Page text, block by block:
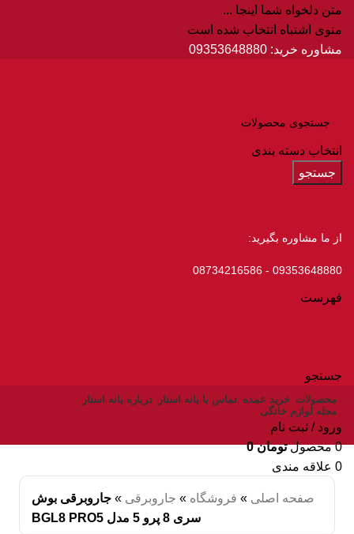
متن دلخواه شما اینجا ...
منوی اشتباه انتخاب شده است
مشاوره خرید: 09353648880
انتخاب دسته بندی
جستجو
از ما مشاوره بگیرید:
09353648880 - 08734216586
فهرست
جستجو
محصولات خرید عمده تماس با بانه استار
درباره بانه استار
مجله لوازم خانگی
ورود / ثبت نام
0 محصول تومان0
0 علاقه مندی
صفحه اصلی » فروشگاه » جاروبرقی » جاروبرقی بوش
سری 8 پرو 5 مدل BGL8 PRO5